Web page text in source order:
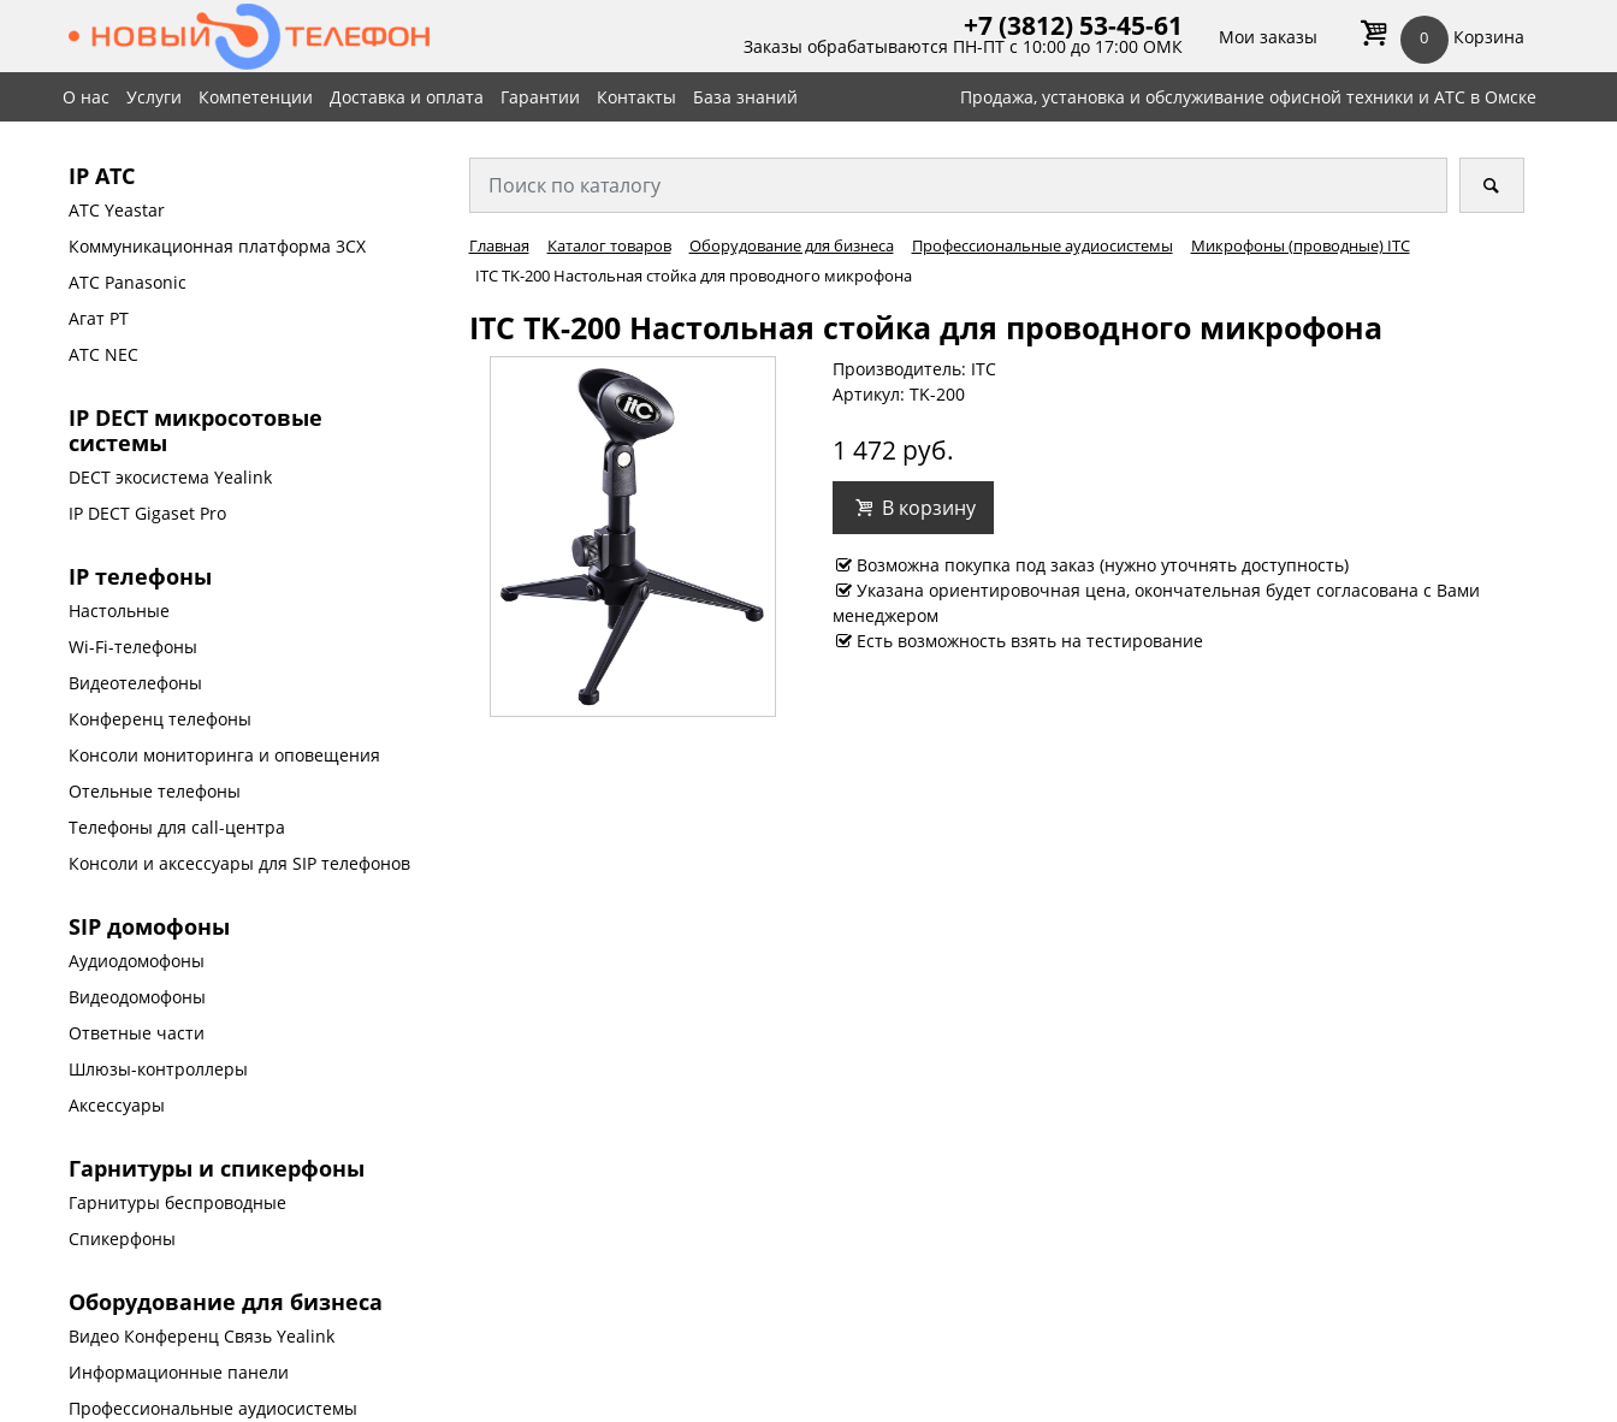
+7 (3812) 53-45-61
Заказы обрабатываются ПН-ПТ с 10:00 до 17:00 ОМК Мои заказы 0 Корзина
О нас Услуги Компетенции Доставка и оплата Гарантии Контакты База знаний Продажа, установка и обслуживание офисной техники и АТС в Омске
IP АТС
АТС Yeastar
Коммуникационная платформа 3CX
АТС Panasonic
Агат РТ
АТС NEC
IP DECT микросотовые
системы
DECT экосистема Yealink
IP DECT Gigaset Pro
IP телефоны
Настольные
Wi-Fi-телефоны
Видеотелефоны
Конференц телефоны
Консоли мониторинга и оповещения
Отельные телефоны
Телефоны для call-центра
Консоли и аксессуары для SIP телефонов
SIP домофоны
Аудиодомофоны
Видеодомофоны
Ответные части
Шлюзы-контроллеры
Аксессуары
Гарнитуры и спикерфоны
Гарнитуры беспроводные
Спикерфоны
Оборудование для бизнеса
Видео Конференц Связь Yealink
Информационные панели
Профессиональные аудиосистемы
Главная Каталог товаров Оборудование для бизнеса Профессиональные аудиосистемы
Микрофоны (проводные) ITC
ITC TK-200 Настольная стойка для проводного микрофона
ITC TK-200 Настольная стойка для проводного микрофона
Производитель: ITC
Артикул: TK-200
1 472 руб.
В корзину
Возможна покупка под заказ (нужно уточнять доступность)
Указана ориентировочная цена, окончательная будет согласована с Вами
менеджером
Есть возможность взять на тестирование